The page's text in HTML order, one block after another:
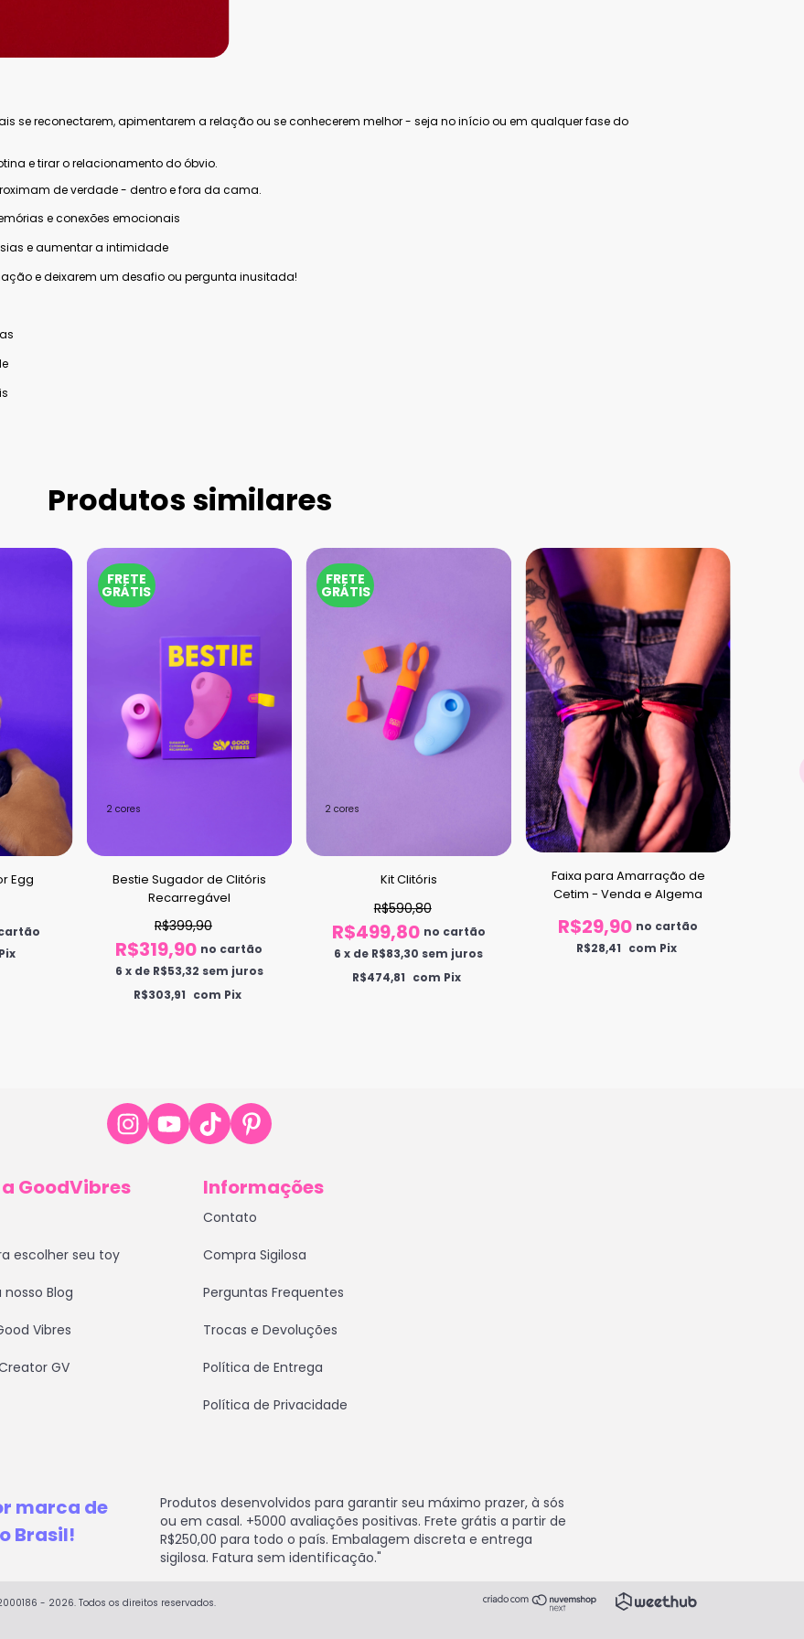
se reconectarem, apimentarem a relação ou se conhecerem melhor - seja no início ou em qualquer fase do
e tirar o relacionamento do óbvio.
de verdade - dentro e fora da cama.
e conexões emocionais
e aumentar a intimidade
e deixarem um desafio ou pergunta inusitada!
Produtos similares
Egg
FRETE
GRÁTIS
2 cores
Bestie Sugador de Clitóris
Recarregável
R$399,90
R$319,90 no cartão
6 x de R$53,32 sem juros
R$303,91 com Pix
FRETE
GRÁTIS
2 cores
Kit Clitóris
R$590,80
R$499,80 no cartão
6 x de R$83,30 sem juros
R$474,81 com Pix
Faixa para Amarração de
Cetim - Venda e Algema
R$29,90 no cartão
R$28,41 com Pix
GoodVibres
escolher seu toy
Blog
Vibres
GV
Informações
Contato
Compra Sigilosa
Perguntas Frequentes
Trocas e Devoluções
Política de Entrega
Política de Privacidade
marca de
Brasil!
Produtos desenvolvidos para garantir seu máximo prazer, à sós
ou em casal. +5000 avaliações positivas. Frete grátis a partir de
R$250,00 para todo o país. Embalagem discreta e entrega
sigilosa. Fatura sem identificação."
- 2026. Todos os direitos reservados.